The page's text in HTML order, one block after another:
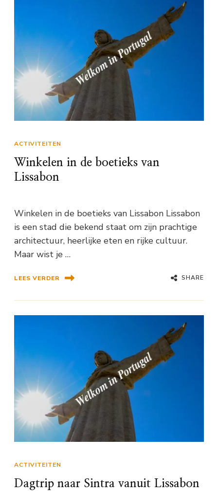
ACTIVITEITEN
Winkelen in de boetieks van
Lissabon
Winkelen in de boetieks van Lissabon Lissabon
is een stad die bekend staat om zijn prachtige
architectuur, heerlijke eten en rijke cultuur.
Maar wist je …
LEES VERDER SHARE
ACTIVITEITEN
Dagtrip naar Sintra vanuit Lissabon